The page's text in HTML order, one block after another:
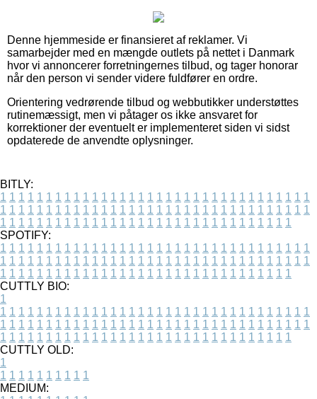
Denne hjemmeside er finansieret af reklamer. Vi
samarbejder med en mængde outlets på nettet i Danmark
hvor vi annoncerer forretningernes tilbud, og tager honorar
når den person vi sender videre fuldfører en ordre.
Orientering vedrørende tilbud og webbutikker understøttes
rutinemæssigt, men vi påtager os ikke ansvaret for
korrektioner der eventuelt er implementeret siden vi sidst
opdaterede de anvendte oplysninger.
BITLY:
1 1 1 1 1 1 1 1 1 1 1 1 1 1 1 1 1 1 1 1 1 1 1 1 1 1 1 1 1 1 1 1 1 1
1 1 1 1 1 1 1 1 1 1 1 1 1 1 1 1 1 1 1 1 1 1 1 1 1 1 1 1 1 1 1 1 1 1
1 1 1 1 1 1 1 1 1 1 1 1 1 1 1 1 1 1 1 1 1 1 1 1 1 1 1 1 1 1 1 1
SPOTIFY:
1 1 1 1 1 1 1 1 1 1 1 1 1 1 1 1 1 1 1 1 1 1 1 1 1 1 1 1 1 1 1 1 1 1
1 1 1 1 1 1 1 1 1 1 1 1 1 1 1 1 1 1 1 1 1 1 1 1 1 1 1 1 1 1 1 1 1 1
1 1 1 1 1 1 1 1 1 1 1 1 1 1 1 1 1 1 1 1 1 1 1 1 1 1 1 1 1 1 1 1
CUTTLY BIO:
1
1 1 1 1 1 1 1 1 1 1 1 1 1 1 1 1 1 1 1 1 1 1 1 1 1 1 1 1 1 1 1 1 1 1
1 1 1 1 1 1 1 1 1 1 1 1 1 1 1 1 1 1 1 1 1 1 1 1 1 1 1 1 1 1 1 1 1 1
1 1 1 1 1 1 1 1 1 1 1 1 1 1 1 1 1 1 1 1 1 1 1 1 1 1 1 1 1 1 1 1
CUTTLY OLD:
1
1 1 1 1 1 1 1 1 1 1
MEDIUM: